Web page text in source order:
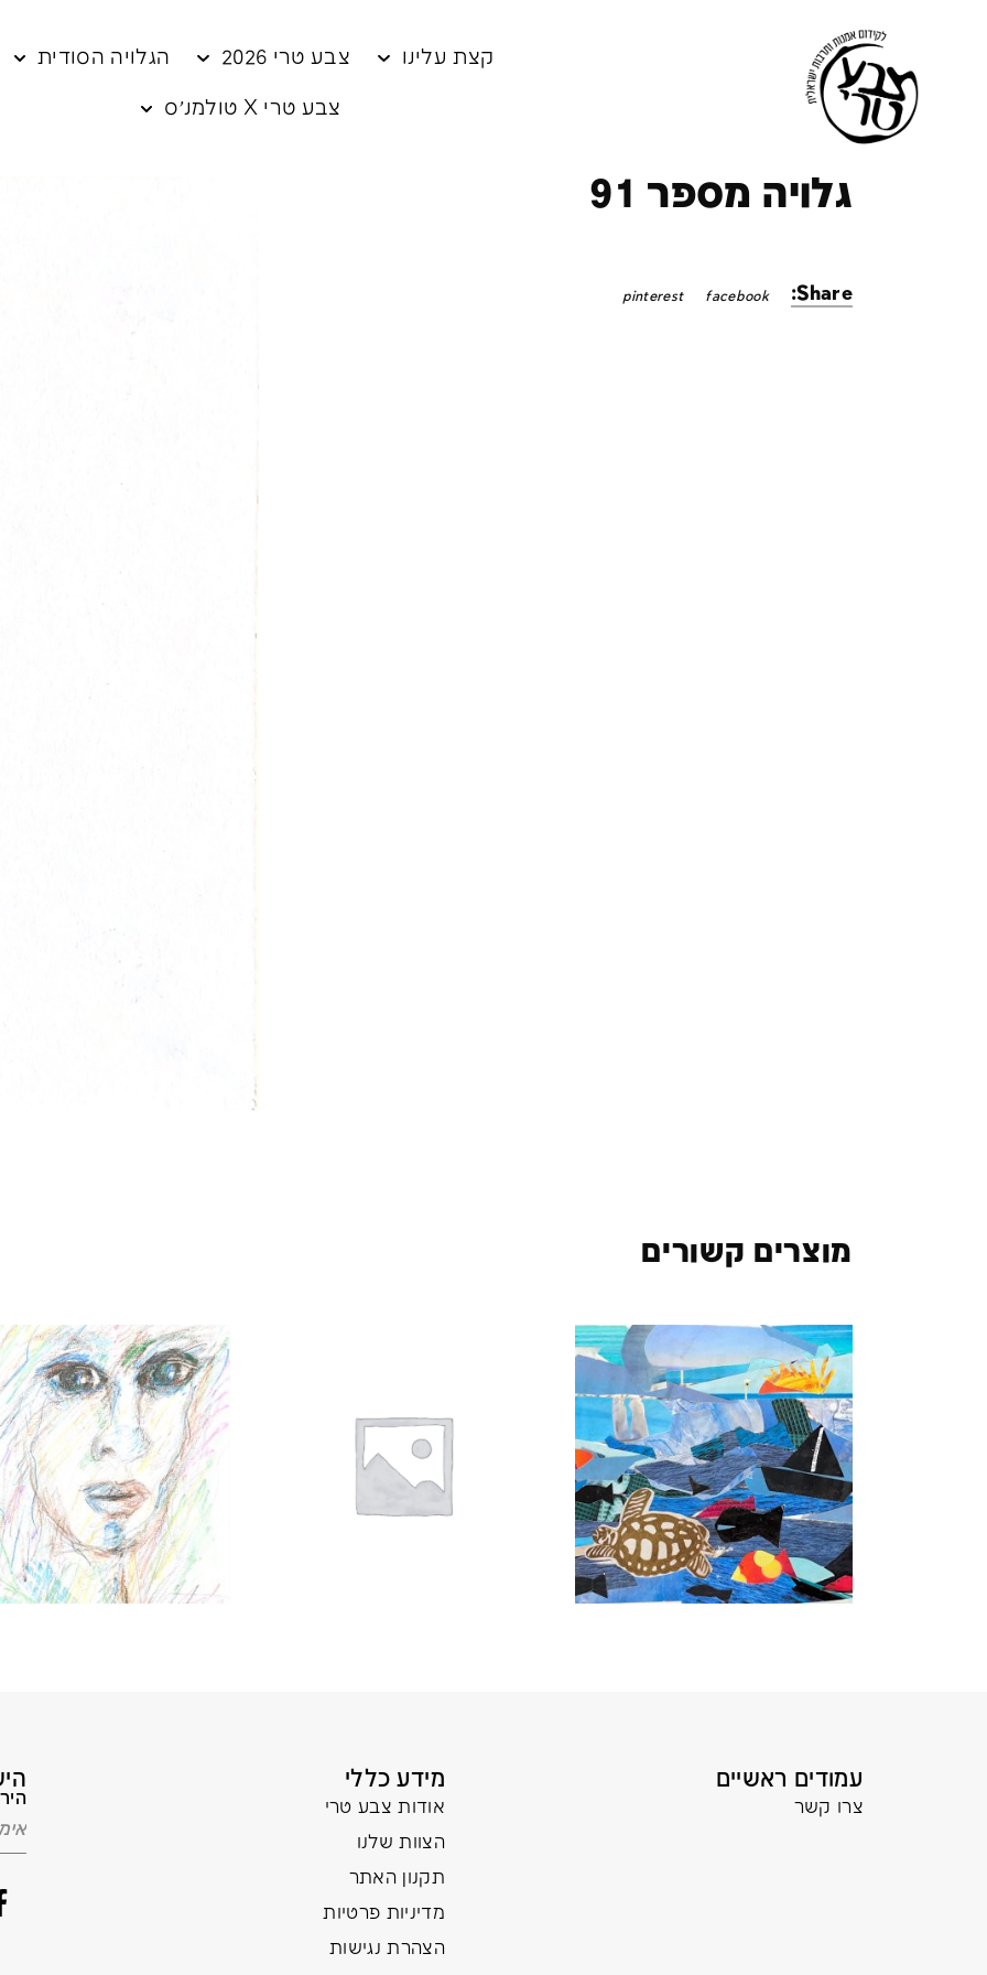
קצת עלינו צבע טרי 2026 הגלויה הסודית
צבע טרי X טולמנ׳ס
גלויה מספר 91
Share:
facebook
pinterest
מוצרים קשורים
עמודים ראשיים
צרו קשר
מידע כללי
אודות צבע טרי
הצוות שלנו
תקנון האתר
מדיניות פרטיות
הצהרת נגישות